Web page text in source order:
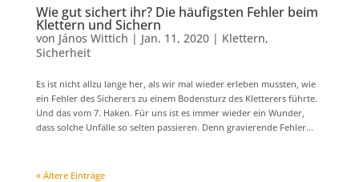
Wie gut sichert ihr? Die häufigsten Fehler beim
Klettern und Sichern
von János Wittich | Jan. 11, 2020| Klettern,
Sicherheit
Es ist nicht allzu lange her, als wir mal wieder erleben mussten, wie
ein Fehler des Sicherers zu einem Bodensturz des Kletterers führte.
Und das vom 7. Haken. Für uns ist es immer wieder ein Wunder,
dass solche Unfälle so selten passieren. Denn gravierende Fehler...
« Ältere Einträge